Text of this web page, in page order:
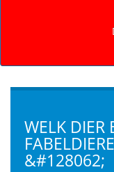
WELK DIER
&#128062;